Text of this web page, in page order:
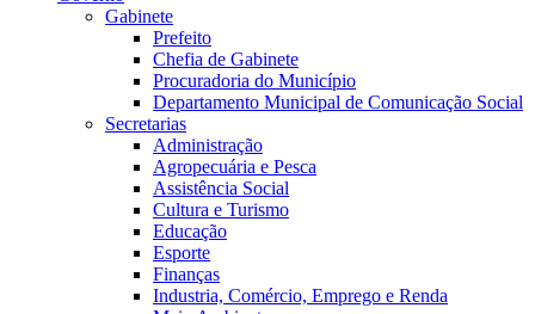
Gabinete
Prefeito
Chefia de Gabinete
Procuradoria do Município
Departamento Municipal de Comunicação Social
Secretarias
Administração
Agropecuária e Pesca
Assistência Social
Cultura e Turismo
Educação
Esporte
Finanças
Industria, Comércio, Emprego e Renda